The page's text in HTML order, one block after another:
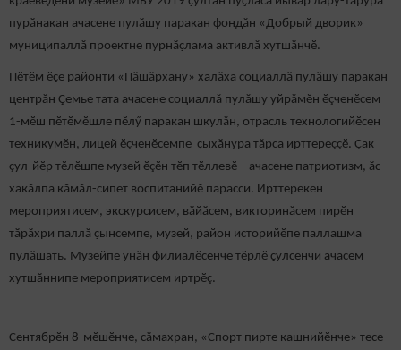
пурӑнакан ачасене пулӑшу паракан фондăн «Добрый дворик»
муниципаллă проектне пурнӑҫлама активлă хутшӑнчӗ.
Пӗтӗм ӗҫе районти «Пăшăрхану» халăха социаллӑ пулӑшу паракан
центрăн Çемье тата ачасене социаллă пулăшу уйрăмӗн ӗçченӗсем
1-мӗш пӗтӗмӗшле пӗлӳ паракан шкулăн, отрасль технологийӗсен
техникумӗн, лицей ӗçченӗсемпе ҫыхӑнура тăрса ирттереççӗ. Çак
çул-йӗр тӗлӗшпе музей ӗçӗн тӗп тӗллевӗ – ачасене патриотизм, ӑс-
хакӑлпа кӑмӑл-сипет воспитанийӗ парасси. Ирттерекен
мероприятисем, экскурсисем, вӑйӑсем, викторинăсем пирӗн
тӑрӑхри паллă ҫынсемпе, музей, район историйӗпе паллашма
пулӑшать. Музейпе унӑн филиалӗсенче тӗрлӗ ҫулсенчи ачасем
хутшӑннипе мероприятисем иртрӗç.
Сентябрӗн 8-мӗшӗнче, сӑмахран, «Спорт пирте кашнийӗнче» тесе